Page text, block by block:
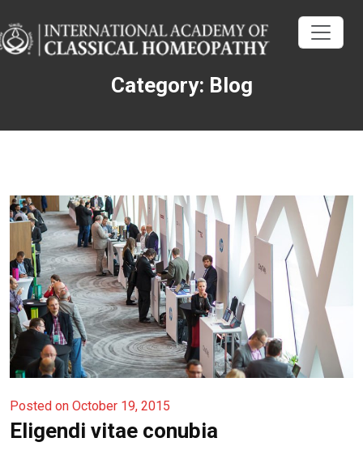
Category: Blog
Posted on October 19, 2015
Eligendi vitae conubia